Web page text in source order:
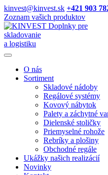
kinvest@kinvest.sk +421 903
Zoznam vašich produktov
Doplnky pre
skladovanie
a logistiku
O nás
Sortiment
Skladové nádoby
Regálové systémy
Kovový nábytok
Palety a záchytné
Dielenské stoličky
Priemyselné rohože
Rebríky a plošiny
Obchodné regále
Ukážky našich realizácií
Novinky